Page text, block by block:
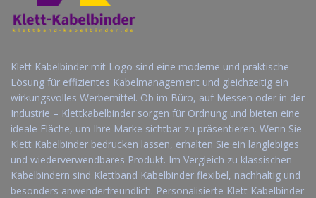
Klett Kabelbinder mit Logo sind eine moderne und praktische
Lösung für effizientes Kabelmanagement und gleichzeitig ein
wirkungsvolles Werbemittel. Ob im Büro, auf Messen oder in der
Industrie – Klettkabelbinder sorgen für Ordnung und bieten eine
ideale Fläche, um Ihre Marke sichtbar zu präsentieren. Wenn Sie
Klett Kabelbinder bedrucken lassen, erhalten Sie ein langlebiges
und wiederverwendbares Produkt. Im Vergleich zu klassischen
Kabelbindern sind Klettband Kabelbinder flexibel, nachhaltig und
besonders anwenderfreundlich. Personalisierte Klett Kabelbinder